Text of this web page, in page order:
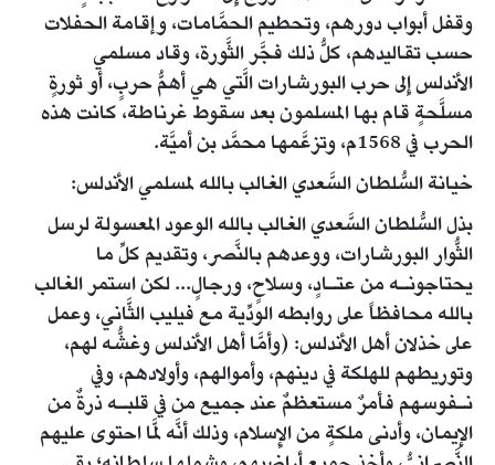
وقفل أبواب دورهم، وتحطيم الحمَّامات، وإقامة الحفلات
حسب تقاليدهم، كلُّ ذلك فجَّر الثَّورة، وقاد مسلمي
الأندلس إِلى حرب البورشارات الَّتي هي أهمُّ حربٍ، أو ثورةٍ
مسلَّحةٍ قام بها المسلمون بعد سقوط غرناطة، كانت هذه
الحرب في 1568م، وتزعَّمها محمَّد بن أميَّة.
خيانة السُّلطان السَّعدي الغالب بالله لمسلمي الأندلس:
بذل السُّلطان السَّعدي الغالب بالله الوعود المعسولة لرسل
الثُّوار البورشارات، ووعدهم بالنَّصر، وتقديم كلِّ ما
يحتاجونـه من عتـادٍ، وسلاحٍ، ورجالٍ... لكن استمر الغالب
بالله محافظاً على روابطه الودِّية مع فيليب الثَّاني، وعمل
على خذلان أهل الأندلس: (وأمَّا أهل الأندلس وغشُّه لهم،
وتوريطهم للهلكة في دينهم، وأموالهم، وأولادهم، وفي
نـفوسهم فأمرٌ مستعظمٌ عند جميع من في قلبـه ذرةٌ من
الإِيمان، وأدنى ملكةٍ من الإِسلام، وذلك أنَّه لمَّا احتوى عليهم